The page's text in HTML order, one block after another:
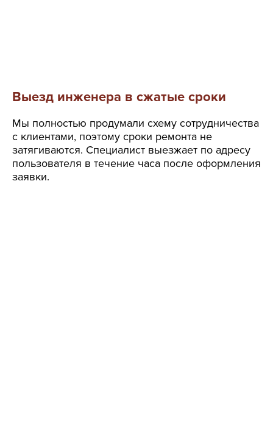
Выезд инженера в сжатые сроки
Мы полностью продумали схему сотрудничества
с клиентами, поэтому сроки ремонта не
затягиваются. Специалист выезжает по адресу
пользователя в течение часа после оформления
заявки.